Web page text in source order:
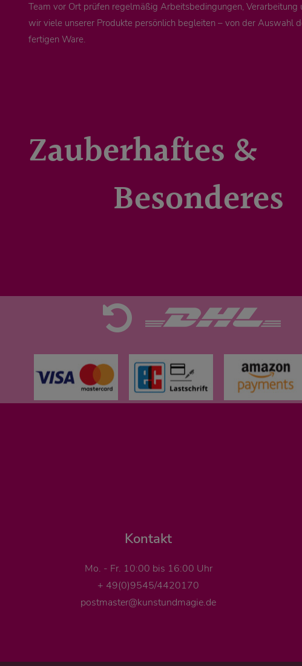
Team vor Ort prüfen regelmäßig Arbeitsbedingungen, Verarbeitung
wir viele unserer Produkte persönlich begleiten – von der Auswahl
fertigen Ware.
Zauberhaftes &
Besonderes
Kontakt
Mo. - Fr. 10:00 bis 16:00 Uhr
+ 49(0)9545/4420170
postmaster@kunstundmagie.de